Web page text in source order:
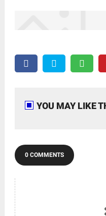
YOU MAY LIKE
0 COMMENTS